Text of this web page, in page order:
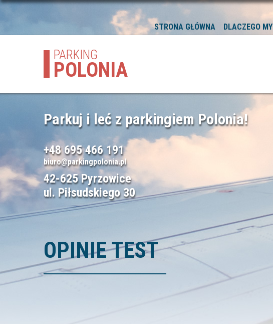
STRONA GŁÓWNA DLACZEGO MY
PARKING
POLONIA
Parkuj i leć z parkingiem Polonia!
+48 695 466 191
biuro@parkingpolonia.pl
42-625 Pyrzowice
ul. Piłsudskiego 30
OPINIE TEST